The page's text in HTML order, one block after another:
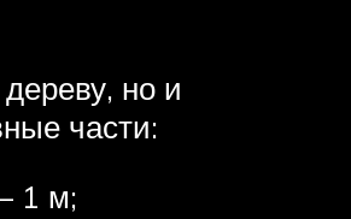
но и
части:
1 м;